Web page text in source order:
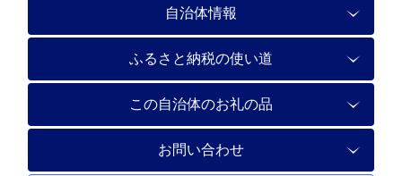
自治体情報
ふるさと納税の使い道
この自治体のお礼の品
お問い合わせ